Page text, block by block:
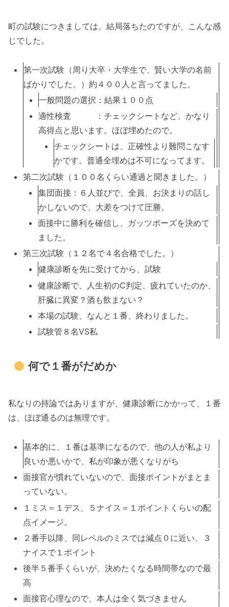
町の試験につきましては、結局落ちたのですが、こんな感
じでした。
第一次試験（周り大卒・大学生で、賢い大学の名前
ばかりでした。）約４００人と言ってました。
一般問題の選択：結果１００点
適性検査 ：チェックシートなど、かなり
高得点と思います。ほぼ埋めたので。
チェックシートは、正確性より難問こなす
かです。普通全埋めは不可になってます。
第二次試験（１００名くらい通過と聞きました。）
集団面接：６人並びで、全員、お決まりの話し
かしないので、大差をつけて圧勝。
面接中に勝利を確信し、ガッツポーズを決めて
ました。
第三次試験（１２名で４名合格でした。）
健康診断を先に受けてから、試験
健康診断で、人生初のC判定、疲れていたのか、
肝臓に異変？酒も飲まない？
本場の試験、なんと１番、終わりました。
試験管８名VS私
何で１番がだめか
私なりの持論ではありますが、健康診断にかかって、１番
は、ほぼ通るのは無理です。
基本的に、１番は基準になるので、他の人が私より
良いか悪いかで、私が印象が悪くなりがち
面接官が慣れていないので、面接ポイントがまとま
っていない。
１ミス＝１デス、５ナイス＝１ポイントくらいの配
点イメージ。
２番手以降、同レベルのミスでは減点０に近い、３
ナイスで１ポイント
後半５番手くらいが、決めたくなる時間帯なので最
高
面接官心理なので、本人は全く気づきません